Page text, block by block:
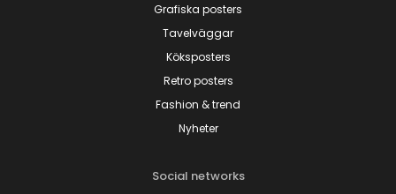
Grafiska posters
Tavelväggar
Köksposters
Retro posters
Fashion & trend
Nyheter
Social networks